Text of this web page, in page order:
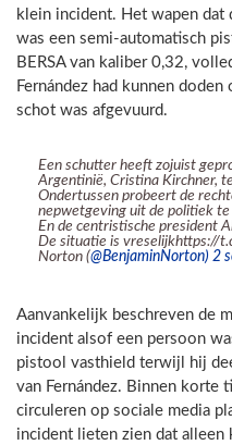
klein incident. Het wapen dat
was een semi-automatisch
BERSA van kaliber 0,32,
Fernández had kunnen
schot was afgevuurd.
Een schutter heeft zojuist
Argentinië, Cristina Kirchner,
Ondertussen probeert de
nepwetgeving uit de politiek te
En de centristische president
De situatie is vreselijkhttps://
Norton (@BenjaminNorton) 2
Aanvankelijk beschreven de
incident alsof een persoon
pistool vasthield terwijl hij
van Fernández. Binnen korte
circuleren op sociale media
incident lieten zien dat alleen